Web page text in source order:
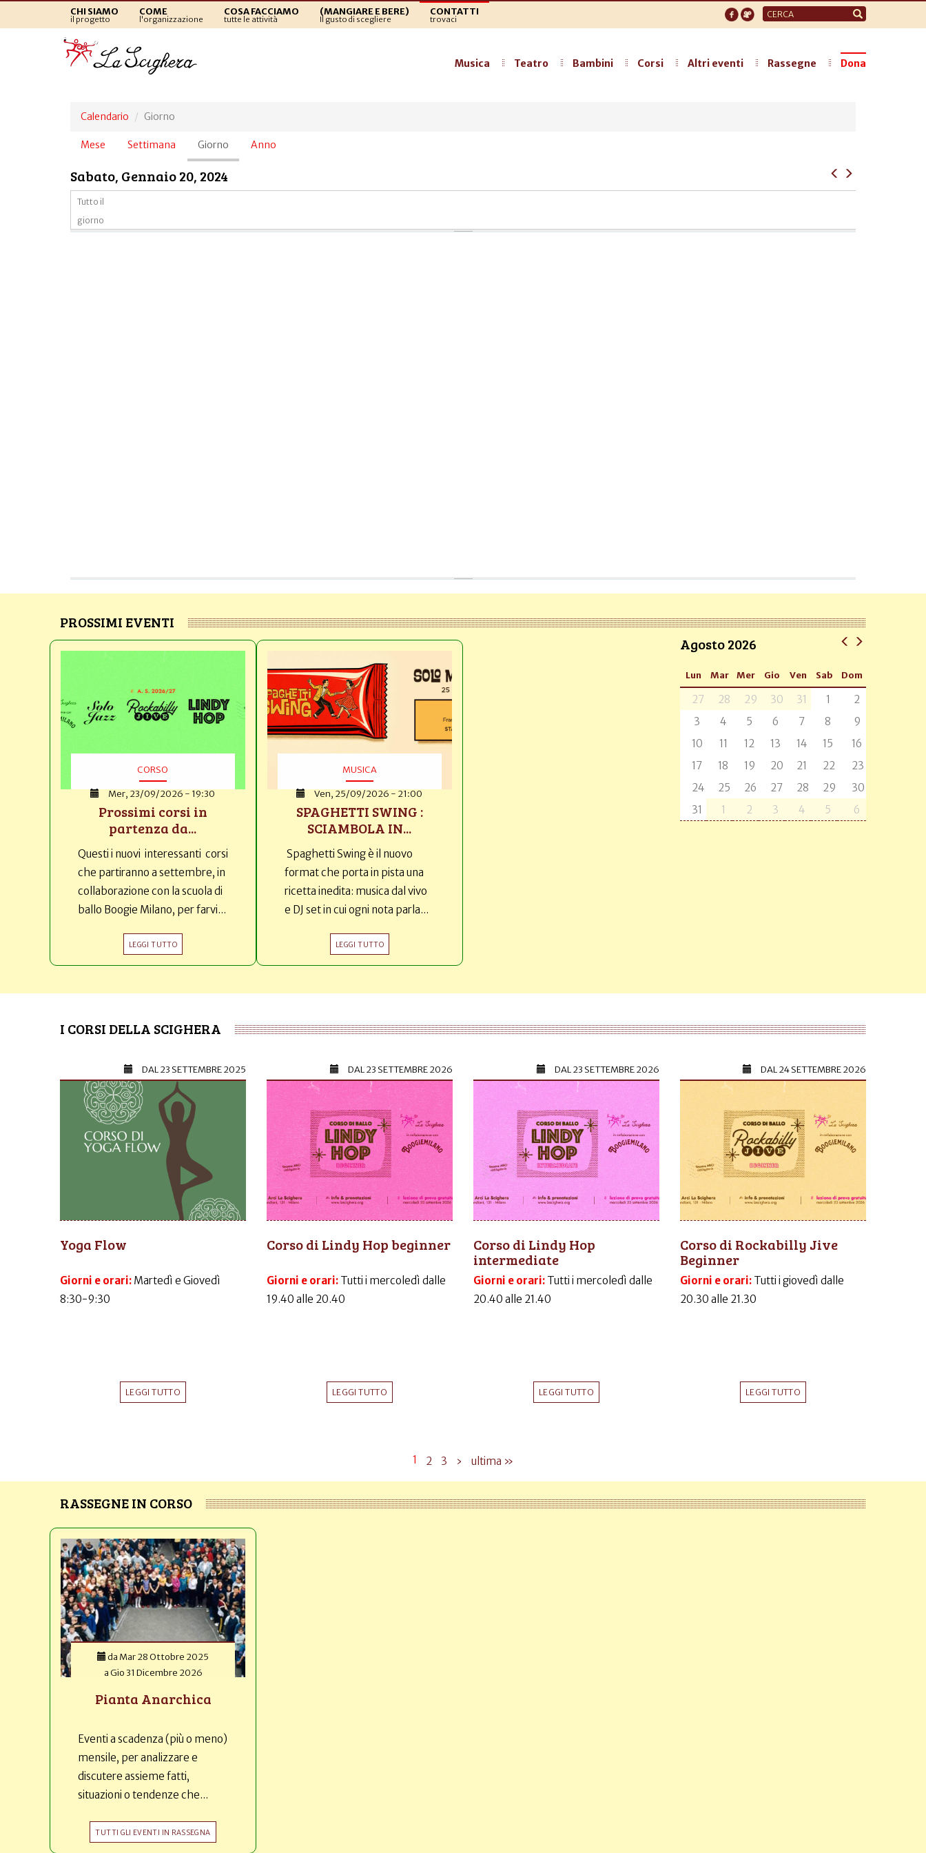
CHI SIAMO
il progetto
COME
l'organizzazione
COSA FACCIAMO
tutte le attività
(MANGIARE E BERE)
Il gusto di scegliere
CONTATTI
trovaci
Form
di
Musica Teatro Bambini Corsi Altri eventi Rassegne Dona
Calendario Giorno
Schede
Mese Settimana Giorno (scheda
attiva)
Anno
Sabato, Gennaio 20, 2024
Tutto il
giorno
PROSSIMI EVENTI
CORSO
Mer, 23/09/2026 - 19:30
Prossimi corsi in
partenza da...
Questi i nuovi interessanti corsi
che partiranno a settembre, in
collaborazione con la scuola di
ballo Boogie Milano, per farvi...
LEGGI TUTTO
MUSICA
Ven, 25/09/2026 - 21:00
SPAGHETTI SWING :
SCIAMBOLA IN...
Spaghetti Swing è il nuovo
format che porta in pista una
ricetta inedita: musica dal vivo
e DJ set in cui ogni nota parla...
LEGGI TUTTO
Agosto 2026
Lun Mar Mer Gio Ven Sab Dom
27 28 29 30 31 1
2
3
4 5 6 7 8
9
10
11 12 13 14 15
16
17
18 19 20 21 22
23
24
25 26 27 28 29
30
31
1 2 3 4 5 6
I CORSI DELLA SCIGHERA
DAL23 SETTEMBRE 2025
Yoga Flow
Giorni e orari: Martedì e Giovedì
8:30-9:30
LEGGI TUTTO
DAL23 SETTEMBRE 2026
Corso di Lindy Hop beginner
Giorni e orari: Tutti i mercoledì dalle
19.40 alle 20.40
LEGGI TUTTO
DAL23 SETTEMBRE 2026
Corso di Lindy Hop
intermediate
Giorni e orari: Tutti i mercoledì dalle
20.40 alle 21.40
LEGGI TUTTO
DAL24 SETTEMBRE 2026
Corso di Rockabilly Jive
Beginner
Giorni e orari: Tutti i giovedì dalle
20.30 alle 21.30
LEGGI TUTTO
1 2 3 › ultima »
RASSEGNE IN CORSO
da Mar 28 Ottobre 2025
aGio 31 Dicembre 2026
Pianta Anarchica
Eventi a scadenza (più o meno)
mensile, per analizzare e
discutere assieme fatti,
situazioni o tendenze che...
TUTTI GLI EVENTI IN RASSEGNA